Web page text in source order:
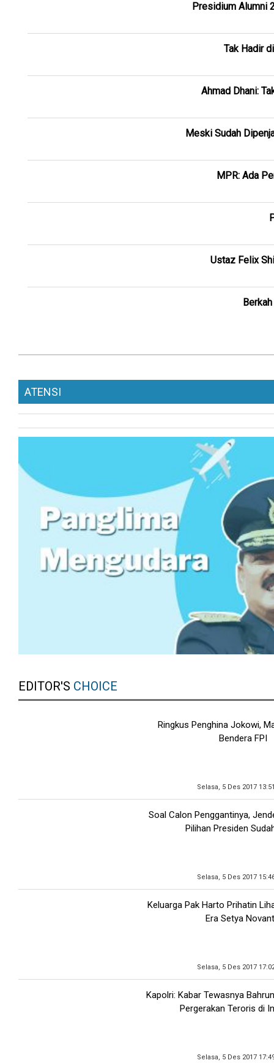
Presidium Alumni
Tak Hadir
Ahmad Dhani:
Meski Sudah
MPR: Ada
Ustaz Felix
ATENSI
EDITOR'S CHOICE
Ringkus Penghina Jokowi,
Bendera FPI
Selasa, 5 Des 2017
Soal Calon Penggantinya,
Pilihan Presiden
Selasa, 5 Des 2017
Keluarga Pak Harto Prihatin
Era Setya
Selasa, 5 Des 2017
Kapolri: Kabar Tewasnya
Pergerakan Teroris di
Selasa, 5 Des 2017